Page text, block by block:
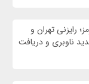
رایزنی تهران و
ناوبری و دریافت